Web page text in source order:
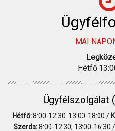
MAI
Hétfő
Ügyfélszolgálat
Hétfő:8:00-12:30; 13:00-18:00 /
Szerda:8:00-12:30; 13:00-16:30 /